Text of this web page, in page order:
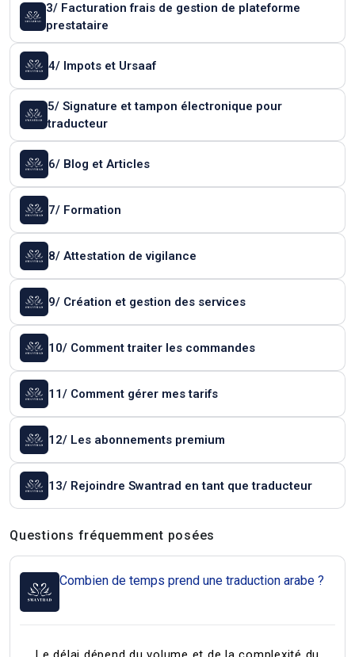
3/ Facturation frais de gestion de plateforme
prestataire
4/ Impots et Ursaaf
5/ Signature et tampon électronique pour
traducteur
6/ Blog et Articles
7/ Formation
8/ Attestation de vigilance
9/ Création et gestion des services
10/ Comment traiter les commandes
11/ Comment gérer mes tarifs
12/ Les abonnements premium
13/ Rejoindre Swantrad en tant que traducteur
Questions et réponses
Questions fréquemment posées
Combien de temps prend une traduction arabe ?